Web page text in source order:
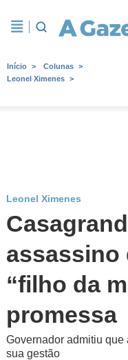
Início
Colunas
Leonel Ximenes
Leonel Ximenes
assassino
“filho da
promessa
Governador admitiu
sua gestão